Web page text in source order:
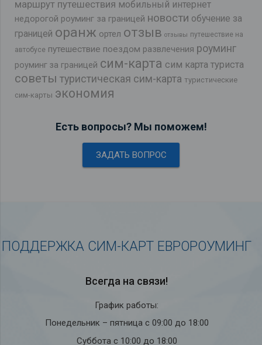
маршрут путешествия мобильный интернет
недорогой роуминг за границей новости обучение за
границей оранж ортел отзыв отзывы путешествие на
автобусе путешествие поездом развлечения роуминг
роуминг за границей сим-карта сим карта туриста
советы туристическая сим-карта туристические
сим-карты экономия
Есть вопросы? Мы поможем!
ЗАДАТЬ ВОПРОС
ПОДДЕРЖКА СИМ-КАРТ ЕВРОРОУМИНГ
Всегда на связи!
График работы:
Понедельник – пятница с 09:00 до 18:00
Суббота с 10:00 до 18:00